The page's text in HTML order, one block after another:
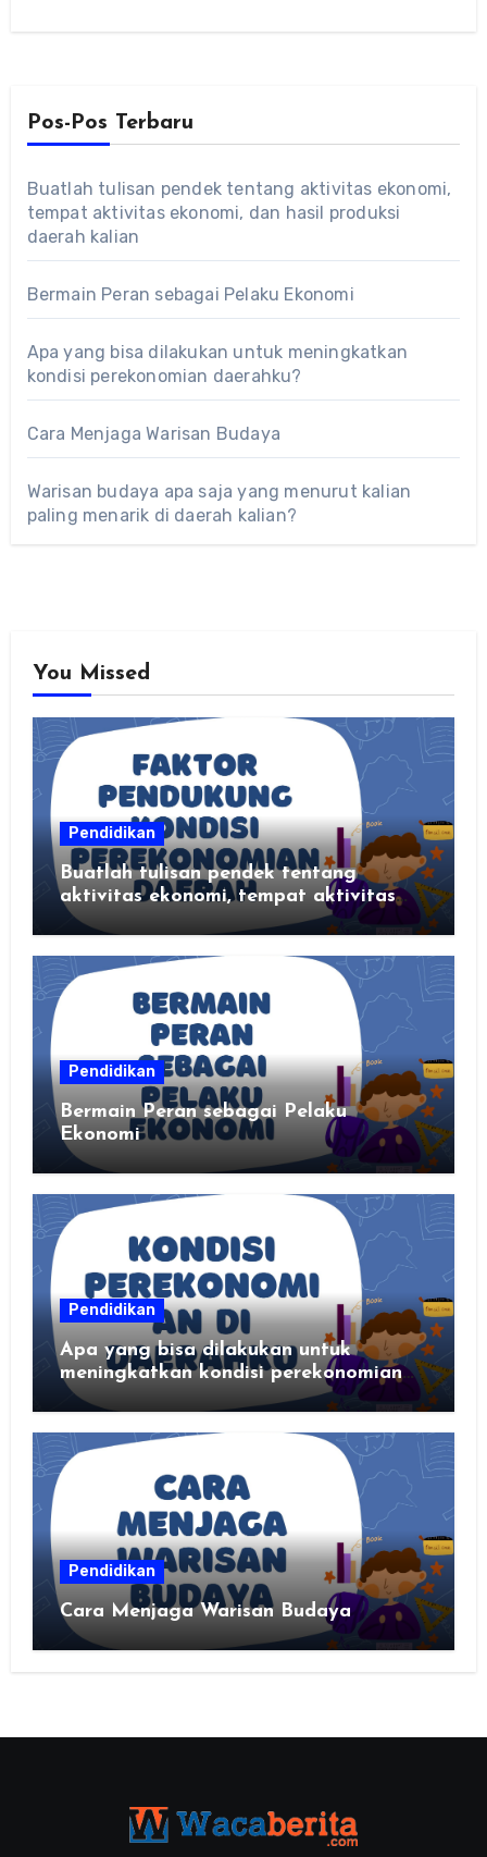
Pos-Pos Terbaru
Buatlah tulisan pendek tentang aktivitas ekonomi,
tempat aktivitas ekonomi, dan hasil produksi
daerah kalian
Bermain Peran sebagai Pelaku Ekonomi
Apa yang bisa dilakukan untuk meningkatkan
kondisi perekonomian daerahku?
Cara Menjaga Warisan Budaya
Warisan budaya apa saja yang menurut kalian
paling menarik di daerah kalian?
You Missed
Pendidikan
Buatlah tulisan pendek tentang
aktivitas ekonomi, tempat aktivitas
ekonomi, dan hasil produksi daerah
kalian
Pendidikan
Bermain Peran sebagai Pelaku
Ekonomi
Pendidikan
Apa yang bisa dilakukan untuk
meningkatkan kondisi perekonomian
daerahku?
Pendidikan
Cara Menjaga Warisan Budaya